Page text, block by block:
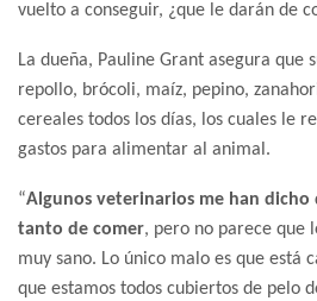
vuelto a conseguir, ¿que le darán de
La dueña, Pauline Grant asegura que
repollo, brócoli, maíz, pepino,
cereales todos los días, los cuales le
gastos para alimentar al animal.
“Algunos veterinarios me han
tanto de comer, pero no parece que
muy sano. Lo único malo es que está
que estamos todos cubiertos de pelo